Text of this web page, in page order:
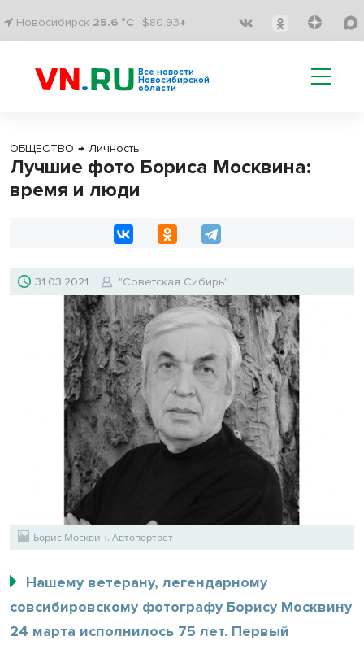
Новосибирск 25.6 °C $80.93↓
Все новости
Новосибирской
области
ОБЩЕСТВО → Личность
Лучшие фото Бориса Москвина:
время и люди
31.03.2021 "Советская Сибирь"
Борис Москвин. Автопортрет
Нашему ветерану, легендарному
совсибировскому фотографу Борису Москвину
24 марта исполнилось 75 лет. Первый